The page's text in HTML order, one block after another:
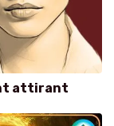
attirant